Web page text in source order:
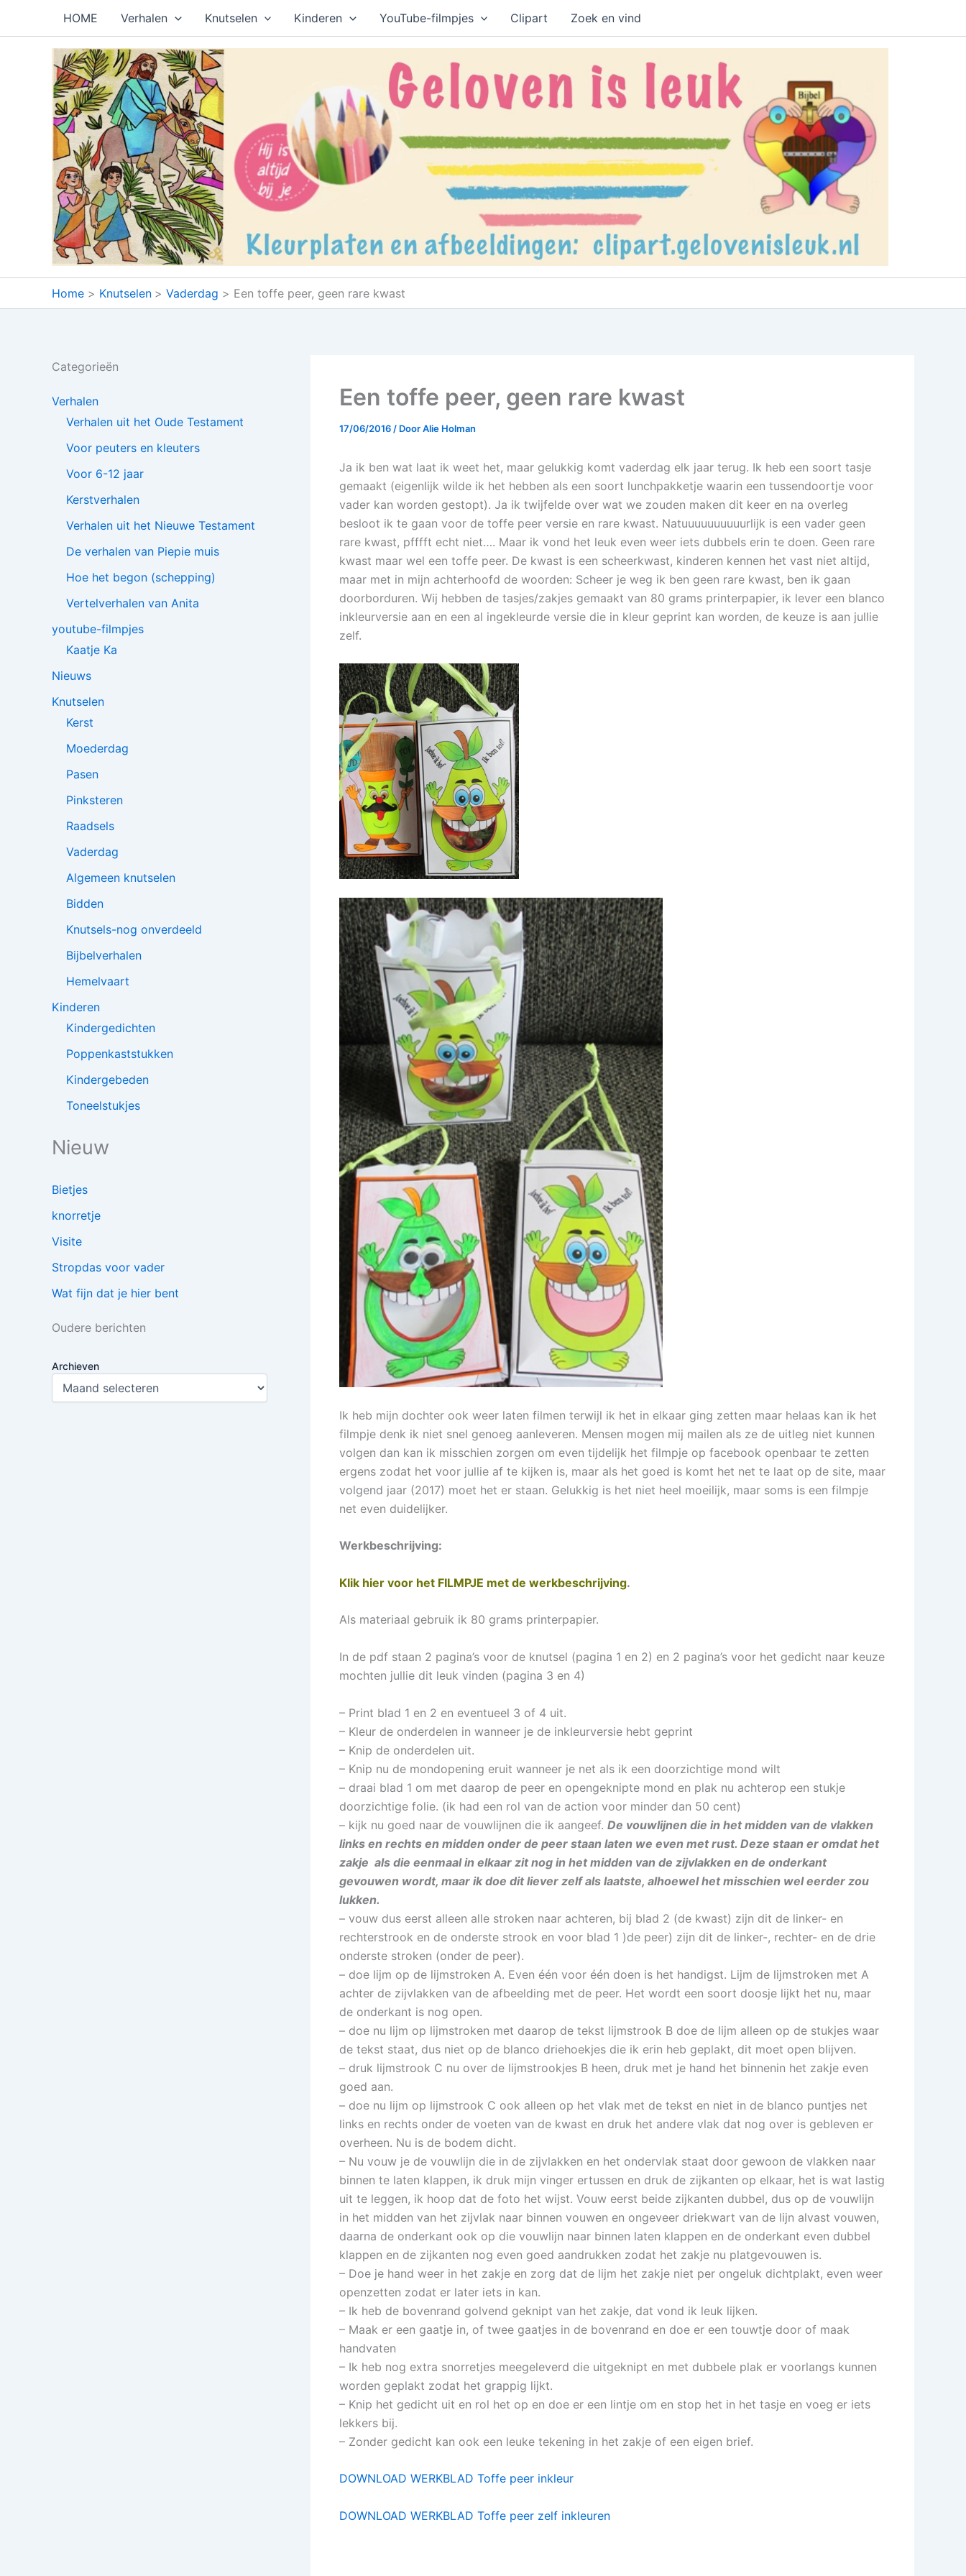
HOME Verhalen Knutselen Kinderen YouTube-filmpjes Clipart Zoek en vind
Home Knutselen Vaderdag Een toffe peer, geen rare kwast
Categorieën
Verhalen
Verhalen uit het Oude Testament
Voor peuters en kleuters
Voor 6-12 jaar
Kerstverhalen
Verhalen uit het Nieuwe Testament
De verhalen van Piepie muis
Hoe het begon (schepping)
Vertelverhalen van Anita
youtube-filmpjes
Kaatje Ka
Nieuws
Knutselen
Kerst
Moederdag
Pasen
Pinksteren
Raadsels
Vaderdag
Algemeen knutselen
Bidden
Knutsels-nog onverdeeld
Bijbelverhalen
Hemelvaart
Kinderen
Kindergedichten
Poppenkaststukken
Kindergebeden
Toneelstukjes
Nieuw
Bietjes
knorretje
Visite
Stropdas voor vader
Wat fijn dat je hier bent
Oudere berichten
Archieven
Een toffe peer, geen rare kwast
17/06/2016 / DoorAlie Holman
Ja ik ben wat laat ik weet het, maar gelukkig komt vaderdag elk jaar terug. Ik heb een soort tasje
gemaakt (eigenlijk wilde ik het hebben als een soort lunchpakketje waarin een tussendoortje voor
vader kan worden gestopt). Ja ik twijfelde over wat we zouden maken dit keer en na overleg
besloot ik te gaan voor de toffe peer versie en rare kwast. Natuuuuuuuuuurlijk is een vader geen
rare kwast, pfffft echt niet…. Maar ik vond het leuk even weer iets dubbels erin te doen. Geen rare
kwast maar wel een toffe peer. De kwast is een scheerkwast, kinderen kennen het vast niet altijd,
maar met in mijn achterhoofd de woorden: Scheer je weg ik ben geen rare kwast, ben ik gaan
doorborduren. Wij hebben de tasjes/zakjes gemaakt van 80 grams printerpapier, ik lever een blanco
inkleurversie aan en een al ingekleurde versie die in kleur geprint kan worden, de keuze is aan jullie
zelf.
Ik heb mijn dochter ook weer laten filmen terwijl ik het in elkaar ging zetten maar helaas kan ik het
filmpje denk ik niet snel genoeg aanleveren. Mensen mogen mij mailen als ze de uitleg niet kunnen
volgen dan kan ik misschien zorgen om even tijdelijk het filmpje op facebook openbaar te zetten
ergens zodat het voor jullie af te kijken is, maar als het goed is komt het net te laat op de site, maar
volgend jaar (2017) moet het er staan. Gelukkig is het niet heel moeilijk, maar soms is een filmpje
net even duidelijker.
Werkbeschrijving:
Klik hier voor het FILMPJE met de werkbeschrijving.
Als materiaal gebruik ik 80 grams printerpapier.
In de pdf staan 2 pagina’s voor de knutsel (pagina 1 en 2) en 2 pagina’s voor het gedicht naar keuze
mochten jullie dit leuk vinden (pagina 3 en 4)
– Print blad 1 en 2 en eventueel 3 of 4 uit.
– Kleur de onderdelen in wanneer je de inkleurversie hebt geprint
– Knip de onderdelen uit.
– Knip nu de mondopening eruit wanneer je net als ik een doorzichtige mond wilt
– draai blad 1 om met daarop de peer en opengeknipte mond en plak nu achterop een stukje
doorzichtige folie. (ik had een rol van de action voor minder dan 50 cent)
– kijk nu goed naar de vouwlijnen die ik aangeef. De vouwlijnen die in het midden van de vlakken
links en rechts en midden onder de peer staan laten we even met rust. Deze staan er omdat het
zakje als die eenmaal in elkaar zit nog in het midden van de zijvlakken en de onderkant
gevouwen wordt, maar ik doe dit liever zelf als laatste, alhoewel het misschien wel eerder zou
lukken.
– vouw dus eerst alleen alle stroken naar achteren, bij blad 2 (de kwast) zijn dit de linker- en
rechterstrook en de onderste strook en voor blad 1 )de peer) zijn dit de linker-, rechter- en de drie
onderste stroken (onder de peer).
– doe lijm op de lijmstroken A. Even één voor één doen is het handigst. Lijm de lijmstroken met A
achter de zijvlakken van de afbeelding met de peer. Het wordt een soort doosje lijkt het nu, maar
de onderkant is nog open.
– doe nu lijm op lijmstroken met daarop de tekst lijmstrook B doe de lijm alleen op de stukjes waar
de tekst staat, dus niet op de blanco driehoekjes die ik erin heb geplakt, dit moet open blijven.
– druk lijmstrook C nu over de lijmstrookjes B heen, druk met je hand het binnenin het zakje even
goed aan.
– doe nu lijm op lijmstrook C ook alleen op het vlak met de tekst en niet in de blanco puntjes net
links en rechts onder de voeten van de kwast en druk het andere vlak dat nog over is gebleven er
overheen. Nu is de bodem dicht.
– Nu vouw je de vouwlijn die in de zijvlakken en het ondervlak staat door gewoon de vlakken naar
binnen te laten klappen, ik druk mijn vinger ertussen en druk de zijkanten op elkaar, het is wat lastig
uit te leggen, ik hoop dat de foto het wijst. Vouw eerst beide zijkanten dubbel, dus op de vouwlijn
in het midden van het zijvlak naar binnen vouwen en ongeveer driekwart van de lijn alvast vouwen,
daarna de onderkant ook op die vouwlijn naar binnen laten klappen en de onderkant even dubbel
klappen en de zijkanten nog even goed aandrukken zodat het zakje nu platgevouwen is.
– Doe je hand weer in het zakje en zorg dat de lijm het zakje niet per ongeluk dichtplakt, even weer
openzetten zodat er later iets in kan.
– Ik heb de bovenrand golvend geknipt van het zakje, dat vond ik leuk lijken.
– Maak er een gaatje in, of twee gaatjes in de bovenrand en doe er een touwtje door of maak
handvaten
– Ik heb nog extra snorretjes meegeleverd die uitgeknipt en met dubbele plak er voorlangs kunnen
worden geplakt zodat het grappig lijkt.
– Knip het gedicht uit en rol het op en doe er een lintje om en stop het in het tasje en voeg er iets
lekkers bij.
– Zonder gedicht kan ook een leuke tekening in het zakje of een eigen brief.
DOWNLOAD WERKBLAD Toffe peer inkleur
DOWNLOAD WERKBLAD Toffe peer zelf inkleuren